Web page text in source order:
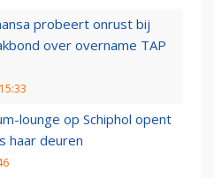
probeert onrust bij
over overname TAP
lounge op Schiphol opent
haar deuren